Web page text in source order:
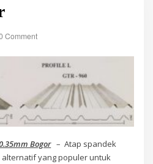
Comment
Bogor– Atap spandek
yang populer untuk